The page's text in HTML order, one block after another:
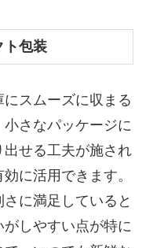
ト包装
スムーズに収まる
さなパッケージに
せる工夫が施され
に活用できます。
に満足していると
しやすい点が特に